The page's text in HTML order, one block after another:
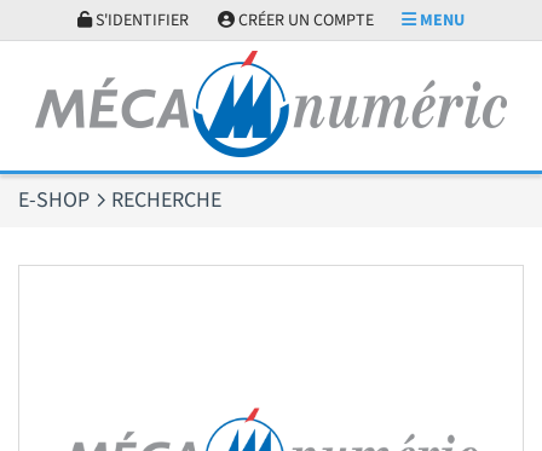
S'IDENTIFIER CRÉER UN COMPTE MENU
E-SHOP RECHERCHE
Panneau de gestion des cookies